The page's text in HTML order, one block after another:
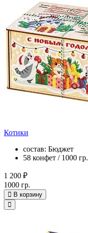
Котики
состав: Бюджет
58 конфет / 1000 гр.
1 200 ₽
1000 гр.
В корзину